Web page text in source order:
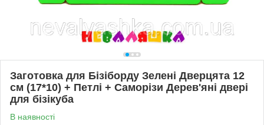
Заготовка для Бізіборду Зелені Дверцята 12
см (17*10) + Петлі + Саморізи Дерев'яні двері
для бізікуба
В наявності